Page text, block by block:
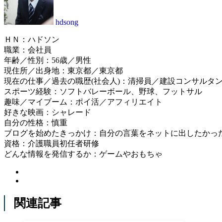
hdsong
ＨＮ：ハドソン
職業：会社員
年齢／性別：56歳／男性
現住所／出身地：東京都／東京都
現在の仕事／過去の職歴(社会人)：清掃員／建設コンサルタ
スポーツ経験：ソフトバレーボール、野球、フットサル
趣味／マイブーム：ポイ活／アフィリエイト
好きな映画：シャレード
自分の性格：慎重
ブログを始めたきっかけ：自分の言葉をネットに出したかっ
資格：介護職員初任者研修
どんな情報を発信するか：ゲームやおもちゃ
関連記事